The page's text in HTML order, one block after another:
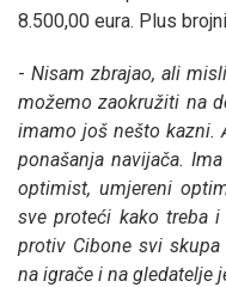
8.500,00 eura. Plus
-Nisam zbrajao, ali
možemo zaokružiti na
imamo još nešto kazni.
ponašanja navijača.
optimist, umjereni
sve proteći kako treba
protiv Cibone svi
na igrače i na gledatelje